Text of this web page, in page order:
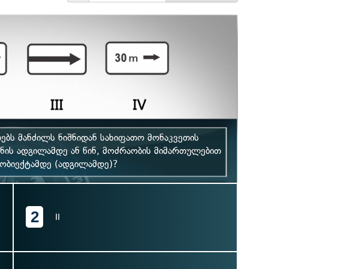
მანძილს ნიშნიდან სახიფათო მონაკვეთის
ადგილამდე ან წინ, მოძრაობის მიმართულებით
(ადგილამდე)?
2 II